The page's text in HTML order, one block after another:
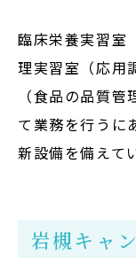
サイトマップ
教員等採用情
UHASウォッ
臨床栄養実習室
理実習室（応用
（食品の品質
て業務を行うに
新設備を備えて
岩槻キャ